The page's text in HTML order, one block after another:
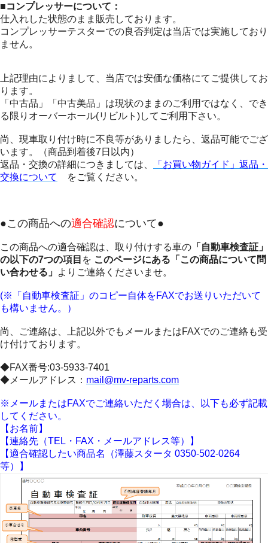
■コンプレッサーについて：
仕入れした状態のまま販売しております。
コンプレッサーテスターでの良否判定は当店では実施しており
ません。
上記理由によりまして、当店では安価な価格にてご提供してお
ります。
「中古品」「中古美品」は現状のままのご利用ではなく、でき
る限りオーバーホール(リビルト)してご利用下さい。
尚、現車取り付け時に不良等がありましたら、返品可能でござ
います。（商品到着後7日以内）
返品・交換の詳細につきましては、
「お買い物ガイド」返品・
交換について
をご覧ください。
●この商品への適合確認について●
この商品への適合確認は、取り付けする車の 「自動車検査証」
の以下の7つの項目 を このページにある「この商品について問
い合わせる」 よりご連絡くださいませ。
(※「自動車検査証」のコピー自体をFAXでお送りいただいて
も構いません。）
尚、ご連絡は、上記以外でもメールまたはFAXでのご連絡も受
け付けております。
◆FAX番号:03-5933-7401
◆メールアドレス： mail@mv-reparts.com
※メールまたはFAXでご連絡いただく場合は、以下も必ず記載
してください。
【お名前】
【連絡先（TEL・FAX・メールアドレス等）】
【適合確認したい商品名（澤藤スタータ 0350-502-0264
等）】